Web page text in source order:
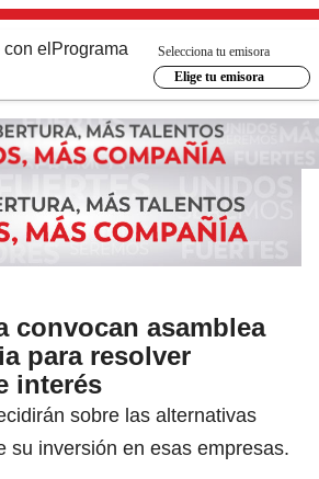
el Programa
Selecciona tu emisora
Elige tu emisora
convocan asamblea
para resolver
interés
sobre las alternativas
su inversión en esas empresas.